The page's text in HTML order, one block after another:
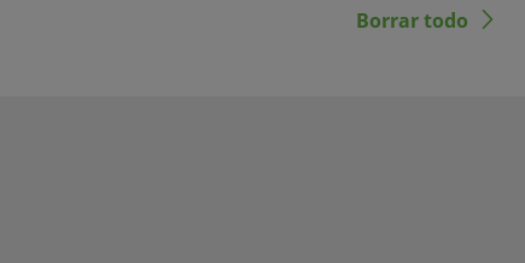
tubo y puertos roscados—
No
Borrar todo